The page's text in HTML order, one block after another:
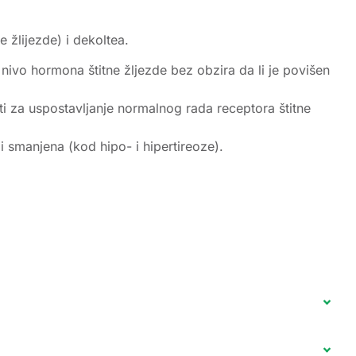
žlijezde) i dekoltea.
hormona štitne žljezde bez obzira da li je povišen
za uspostavljanje normalnog rada receptora štitne
smanjena (kod hipo- i hipertireoze).